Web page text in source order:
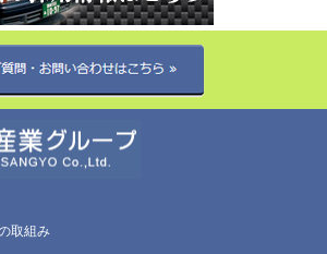
取組み